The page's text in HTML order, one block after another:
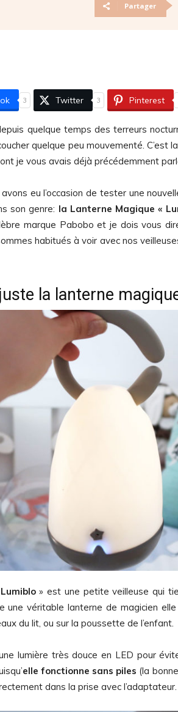
Partager
3 Twitter 3 Pinterest
quelque temps des terreurs
quelque peu mouvementé.
je vous avais déjà précédemment
eu l’occasion de tester une
son genre: la Lanterne Magique «
marque Pabobo et je dois vous
habitués à voir avec nos
la lanterne
Lumiblo» est une petite veilleuse qui
une véritable lanterne de magicien
du lit, ou sur la poussette de l’enfant.
lumière très douce en LED pour
elle fonctionne sans piles (la
dans la prise avec l’adaptateur.